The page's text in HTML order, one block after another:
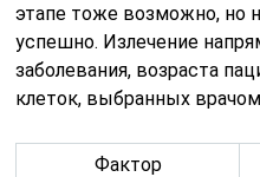
этапе тоже возможно, но
успешно. Излечение
заболевания, возраста
клеток, выбранных
Фактор